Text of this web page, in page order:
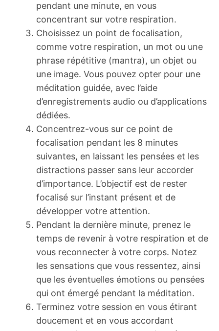
pendant une minute, en vous
concentrant sur votre respiration.
Choisissez un point de focalisation,
comme votre respiration, un mot ou une
phrase répétitive (mantra), un objet ou
une image. Vous pouvez opter pour une
méditation guidée, avec l’aide
d’enregistrements audio ou d’applications
dédiées.
Concentrez-vous sur ce point de
focalisation pendant les 8 minutes
suivantes, en laissant les pensées et les
distractions passer sans leur accorder
d’importance. L’objectif est de rester
focalisé sur l’instant présent et de
développer votre attention.
Pendant la dernière minute, prenez le
temps de revenir à votre respiration et de
vous reconnecter à votre corps. Notez
les sensations que vous ressentez, ainsi
que les éventuelles émotions ou pensées
qui ont émergé pendant la méditation.
Terminez votre session en vous étirant
doucement et en vous accordant